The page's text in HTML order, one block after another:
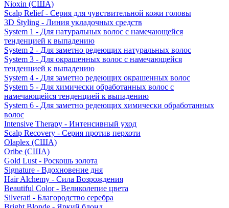
Nioxin (США)
Scalp Relief - Серия для чувствительной кожи головы
3D Styling - Линия укладочных средств
System 1 - Для натуральных волос с намечающейся
тенденцией к выпадению
System 2 - Для заметно редеющих натуральных волос
System 3 - Для окрашенных волос с намечающейся
тенденцией к выпадению
System 4 - Для заметно редеющих окрашенных волос
System 5 - Для химически обработанных волос с
намечающейся тенденцией к выпадению
System 6 - Для заметно редеющих химически обработанных
волос
Intensive Therapy - Интенсивный уход
Scalp Recovery - Серия против перхоти
Olaplex (США)
Oribe (США)
Gold Lust - Роскошь золота
Signature - Вдохновение дня
Hair Alchemy - Сила Возрождения
Beautiful Color - Великолепие цвета
Silverati - Благородство серебра